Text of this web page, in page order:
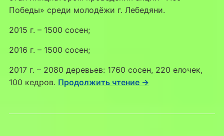
Победы» среди молодёжи г. Лебедяни.
2015 г. – 1500 сосен;
2016 г. – 1500 сосен;
2017 г. – 2080 деревьев: 1760 сосен, 220 елочек,
100 кедров. Продолжить чтение →